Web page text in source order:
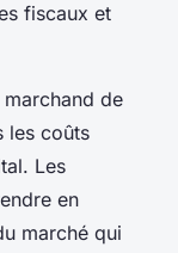
fiscaux et
de
les coûts
Les
en
marché qui